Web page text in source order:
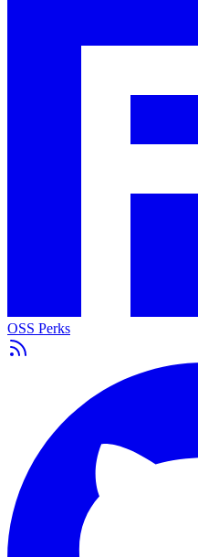
OSS Perks